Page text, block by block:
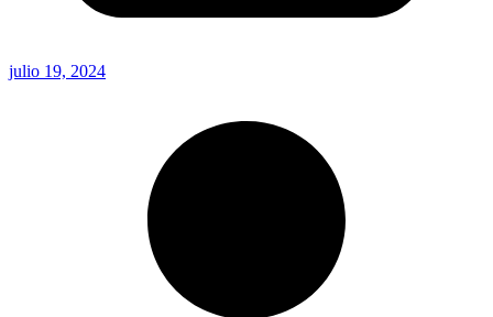
julio 19, 2024